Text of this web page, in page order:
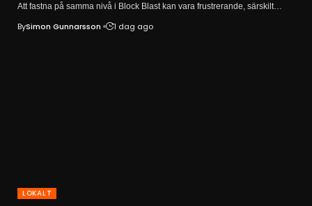
Att fastna på samma nivå i Block Blast kan vara frustrerande, särskilt…
BySimon Gunnarsson 1 dag ago
LOKALT